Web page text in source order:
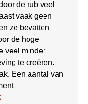
de rub veel
vaak geen
ze bevatten
de hoge
veel minder
te creëren.
Een aantal van